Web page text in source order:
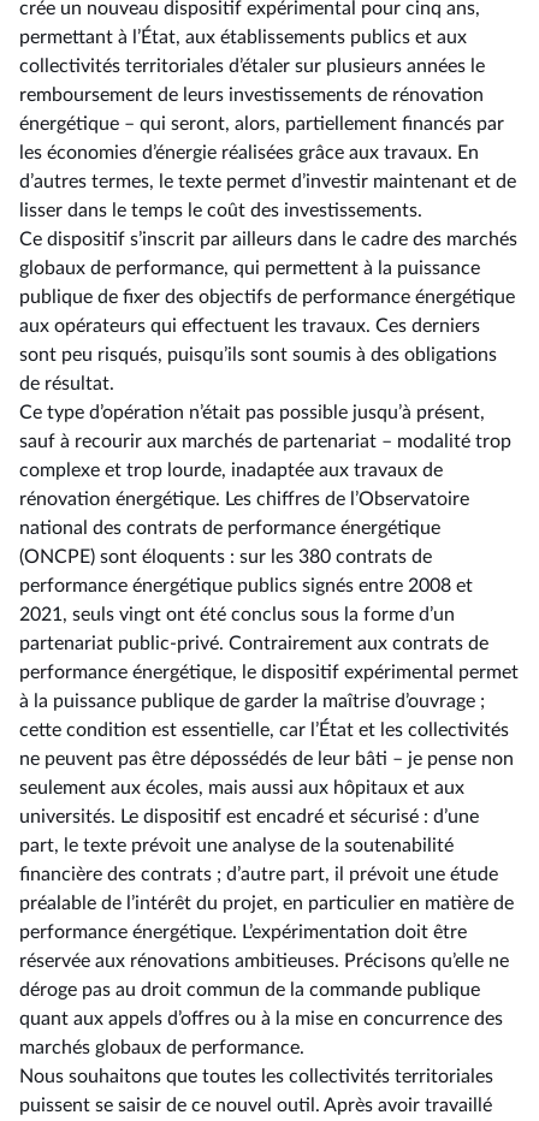
crée un nouveau dispositif expérimental pour cinq ans,
permettant à l’État, aux établissements publics et aux
collectivités territoriales d’étaler sur plusieurs années le
remboursement de leurs investissements de rénovation
énergétique –⁠ qui seront, alors, partiellement financés par
les économies d’énergie réalisées grâce aux travaux. En
d’autres termes, le texte permet d’investir maintenant et de
lisser dans le temps le coût des investissements.
Ce dispositif s’inscrit par ailleurs dans le cadre des marchés
globaux de performance, qui permettent à la puissance
publique de fixer des objectifs de performance énergétique
aux opérateurs qui effectuent les travaux. Ces derniers
sont peu risqués, puisqu’ils sont soumis à des obligations
de résultat.
Ce type d’opération n’était pas possible jusqu’à présent,
sauf à recourir aux marchés de partenariat –⁠ modalité trop
complexe et trop lourde, inadaptée aux travaux de
rénovation énergétique. Les chiffres de l’Observatoire
national des contrats de performance énergétique
(ONCPE) sont éloquents : sur les 380 contrats de
performance énergétique publics signés entre 2008 et
2021, seuls vingt ont été conclus sous la forme d’un
partenariat public-privé. Contrairement aux contrats de
performance énergétique, le dispositif expérimental permet
à la puissance publique de garder la maîtrise d’ouvrage ;
cette condition est essentielle, car l’État et les collectivités
ne peuvent pas être dépossédés de leur bâti –⁠ je pense non
seulement aux écoles, mais aussi aux hôpitaux et aux
universités. Le dispositif est encadré et sécurisé : d’une
part, le texte prévoit une analyse de la soutenabilité
financière des contrats ; d’autre part, il prévoit une étude
préalable de l’intérêt du projet, en particulier en matière de
performance énergétique. L’expérimentation doit être
réservée aux rénovations ambitieuses. Précisons qu’elle ne
déroge pas au droit commun de la commande publique
quant aux appels d’offres ou à la mise en concurrence des
marchés globaux de performance.
Nous souhaitons que toutes les collectivités territoriales
puissent se saisir de ce nouvel outil. Après avoir travaillé